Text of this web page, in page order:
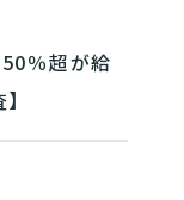
％超が給